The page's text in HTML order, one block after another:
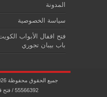
المدونة
سياسة الخصوصية
باب بيبان تجوري
55566392 / فتح قفل باب بيبان تجوري